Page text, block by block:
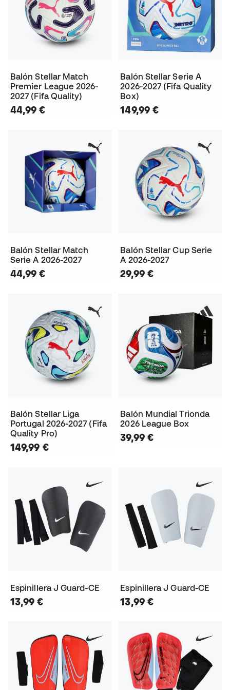
Balón Stellar Match
Premier League 2026-
2027 (Fifa Quality)
44,99 €
Balón Stellar Serie A
2026-2027 (Fifa Quality
Box)
149,99 €
Balón Stellar Match
Serie A 2026-2027
44,99 €
Balón Stellar Cup Serie
A 2026-2027
29,99 €
Balón Stellar Liga
Portugal 2026-2027 (Fifa
Quality Pro)
149,99 €
Balón Mundial Trionda
2026 League Box
39,99 €
Espinillera J Guard-CE
13,99 €
Espinillera J Guard-CE
13,99 €